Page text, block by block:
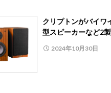
クリプトンがバイワ
型スピーカーなど2
2024年10月30日